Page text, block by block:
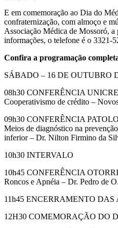
E em comemoração ao Dia do
confraternização, com almoço e
Associação Médica de Mossoró,
informações, o telefone é o 3321-
Confira a programação
SÁBADO – 16 DE OUTUBRO
08h30 CONFERÊNCIA
Cooperativismo de crédito –
09h30 CONFERÊNCIA
Meios de diagnóstico na
inferior – Dr. Nilton Firmino da
10h30 INTERVALO
10h45 CONFERÊNCIA
Roncos e Apnéia – Dr. Pedro de
11h45 ENCERRAMENTO
12H30 COMEMORAÇÃO DO